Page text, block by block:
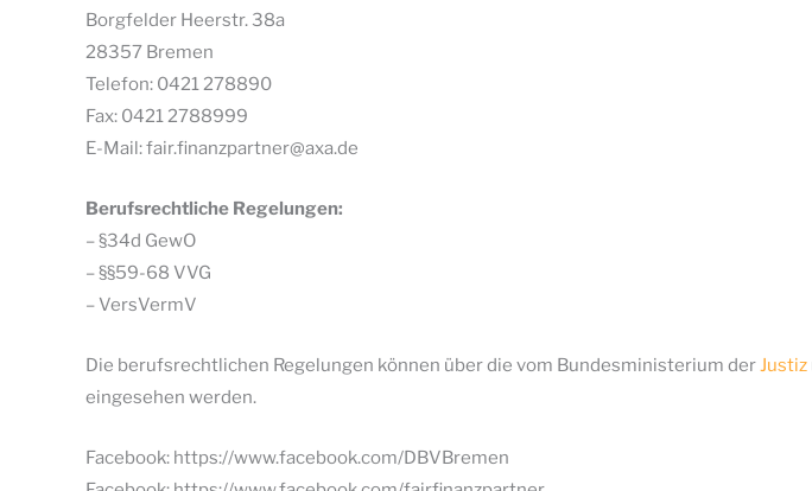
Borgfelder Heerstr. 38a
28357 Bremen
Telefon: 0421 278890
Fax: 0421 2788999
E-Mail: fair.finanzpartner@axa.de
Berufsrechtliche Regelungen:
– §34d GewO
– §§59-68 VVG
– VersVermV
Die berufsrechtlichen Regelungen können über die vom Bundesministerium derJustiz
eingesehen werden.
Facebook: https://www.facebook.com/DBVBremen